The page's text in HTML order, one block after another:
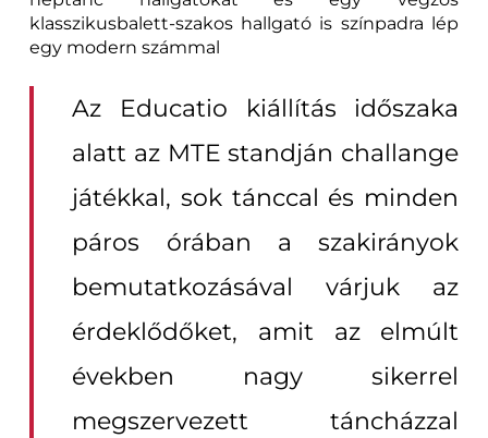
klasszikusbalett-szakos hallgató is színpadra lép
egy modern számmal
Az Educatio kiállítás időszaka
alatt az MTE standján challange
játékkal, sok tánccal és minden
páros órában a szakirányok
bemutatkozásával várjuk az
érdeklődőket, amit az elmúlt
években nagy sikerrel
megszervezett táncházzal